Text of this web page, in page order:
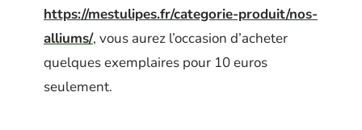
https://mestulipes.fr/categorie-produit/nos-
alliums/, vous aurez l’occasion d’acheter
quelques exemplaires pour 10 euros
seulement.